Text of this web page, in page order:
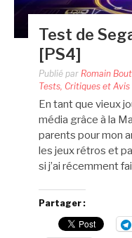
Test de
[PS4]
Publié par Romain
Tests, Critiques et Avis
En tant que vieux
média grâce à la
parents pour mon
les jeux rétros et
si j’ai récemment
Partager :